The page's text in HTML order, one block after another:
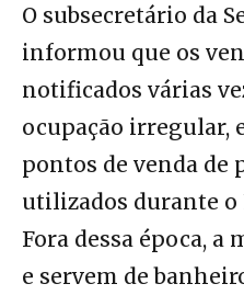
O subsecretário da
informou que os
notificados várias
ocupação irregular,
pontos de venda de
utilizados durante o
Fora dessa época, a
e servem de